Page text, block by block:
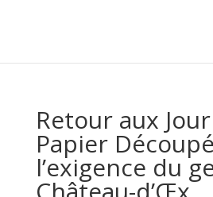
Retour aux
Papier
l’exigence du